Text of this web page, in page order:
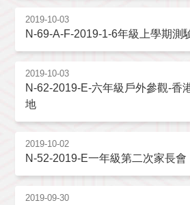
2019-10-03
N-69-A-F-2019-1-6年級上學期測
2019-10-03
N-62-2019-E-六年級戶外參觀-香
地
2019-10-02
N-52-2019-E一年級第二次家長會
2019-09-30